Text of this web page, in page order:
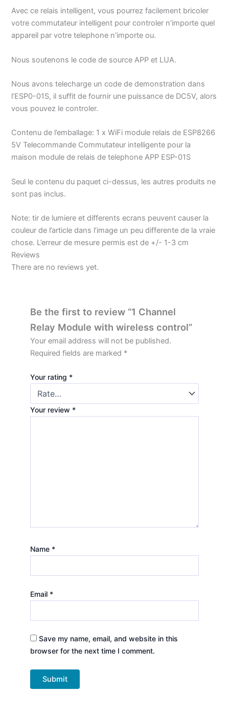
Avec ce relais intelligent, vous pourrez facilement bricoler
votre commutateur intelligent pour controler n’importe quel
appareil par votre telephone n’importe ou.
Nous soutenons le code de source APP et LUA.
Nous avons telecharge un code de demonstration dans
l’ESP0-01S, il suffit de fournir une puissance de DC5V, alors
vous pouvez le controler.
Contenu de l’emballage: 1 x WiFi module relais de ESP8266
5V Telecommande Commutateur intelligente pour la
maison module de relais de telephone APP ESP-01S
Seul le contenu du paquet ci-dessus, les autres produits ne
sont pas inclus.
Note: tir de lumiere et differents ecrans peuvent causer la
couleur de l’article dans l’image un peu differente de la vraie
chose. L’erreur de mesure permis est de +/- 1-3 cm
Reviews
There are no reviews yet.
Be the first to review “1 Channel
Relay Module with wireless control”
Your email address will not be published.
Required fields are marked *
Your rating *
Your review *
Name *
Email *
Save my name, email, and website in this
browser for the next time I comment.